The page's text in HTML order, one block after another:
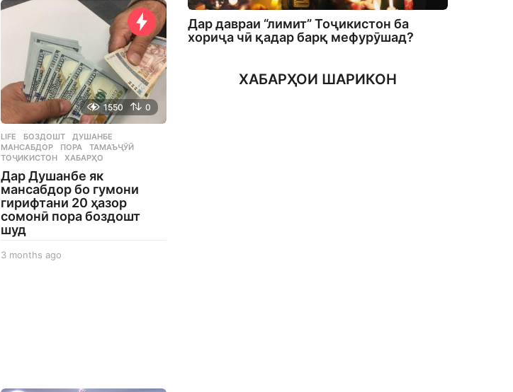
1550 0
LIFE БОЗДОШТ ,ДУШАНБЕ
МАНСАБДОР
,ПОРА ,ТАМАЪҶӮӢ
ТОҶИКИСТОН
,ХАБАРҲО
Дар Душанбе як
мансабдор бо гумони
гирифтани 20 ҳазор
сомонӣ пора боздошт
шуд
3 months ago
Дар давраи “лимит” Тоҷикистон ба
хориҷа чӣ қадар барқ мефурӯшад?
ХАБАРҲОИ ШАРИКОН